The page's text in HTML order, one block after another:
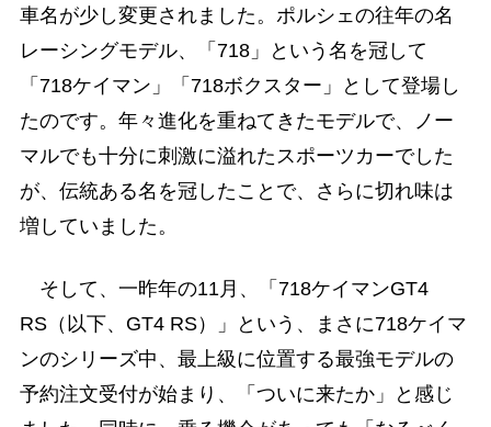
車名が少し変更されました。ポルシェの往年の名
レーシングモデル、「718」という名を冠して
「718ケイマン」「718ボクスター」として登場し
たのです。年々進化を重ねてきたモデルで、ノー
マルでも十分に刺激に溢れたスポーツカーでした
が、伝統ある名を冠したことで、さらに切れ味は
増していました。
そして、一昨年の11月、「718ケイマンGT4
RS（以下、GT4 RS）」という、まさに718ケイマ
ンのシリーズ中、最上級に位置する最強モデルの
予約注文受付が始まり、「ついに来たか」と感じ